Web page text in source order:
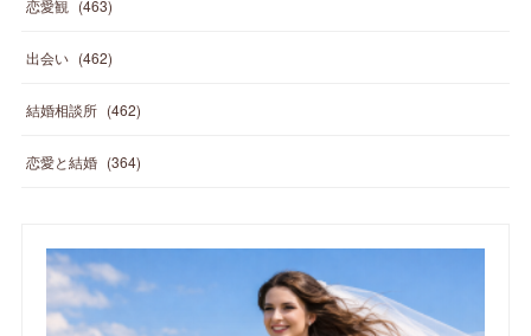
恋愛観 (463)
出会い (462)
結婚相談所 (462)
恋愛と結婚 (364)